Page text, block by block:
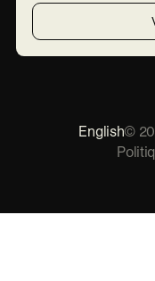
English©